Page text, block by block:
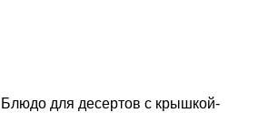
Блюдо для десертов с крышкой-